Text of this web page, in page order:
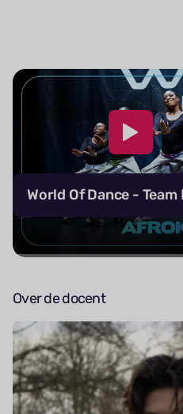
World Of Dance -
Over de docent